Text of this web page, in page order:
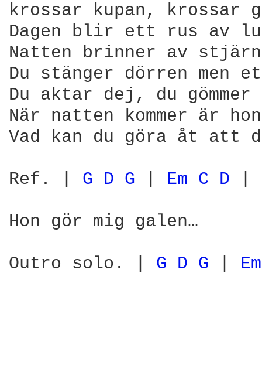
krossar kupan, krossar
Dagen blir ett rus av
Natten brinner av
Du stänger dörren men
Du aktar dej, du
När natten kommer är
Vad kan du göra åt att
Ref. | G D G Em C D
Hon gör mig galen…
Outro solo. | G D G